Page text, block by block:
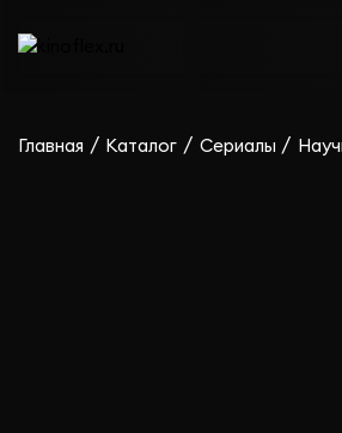
Главная / Каталог / Сериалы /